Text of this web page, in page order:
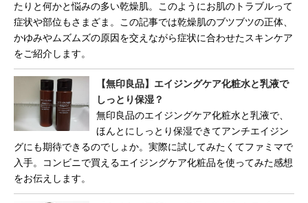
たりと何かと悩みの多い乾燥肌。このようにお肌のトラブルって
症状や部位もさまざま。この記事では乾燥肌のブツブツの正体、
かゆみやムズムズの原因を交えながら症状に合わせたスキンケア
をご紹介します。
【無印良品】エイジングケア化粧水と乳液で
しっとり保湿？
無印良品のエイジングケア化粧水と乳液で、
ほんとにしっとり保湿できてアンチエイジン
グにも期待できるのでしょか。実際に試してみたくてファミマで
入手。コンビニで買えるエイジングケア化粧品を使ってみた感想
をお伝えします。